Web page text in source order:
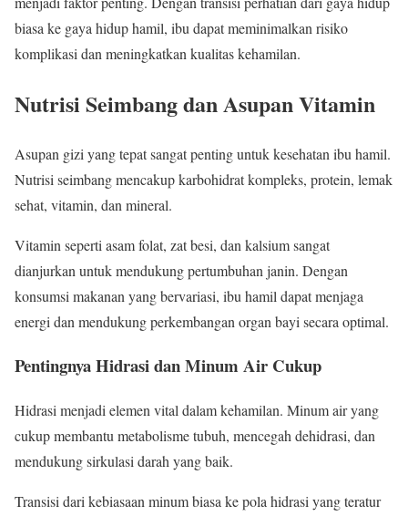
biasa ke gaya hidup hamil, ibu dapat meminimalkan risiko
komplikasi dan meningkatkan kualitas kehamilan.
Nutrisi Seimbang dan Asupan Vitamin
Asupan gizi yang tepat sangat penting untuk kesehatan ibu hamil.
Nutrisi seimbang mencakup karbohidrat kompleks, protein, lemak
sehat, vitamin, dan mineral.
Vitamin seperti asam folat, zat besi, dan kalsium sangat
dianjurkan untuk mendukung pertumbuhan janin. Dengan
konsumsi makanan yang bervariasi, ibu hamil dapat menjaga
energi dan mendukung perkembangan organ bayi secara optimal.
Pentingnya Hidrasi dan Minum Air Cukup
Hidrasi menjadi elemen vital dalam kehamilan. Minum air yang
cukup membantu metabolisme tubuh, mencegah dehidrasi, dan
mendukung sirkulasi darah yang baik.
Transisi dari kebiasaan minum biasa ke pola hidrasi yang teratur